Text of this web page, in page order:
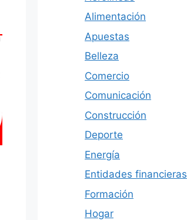
Alimentación
Apuestas
Belleza
Comercio
Comunicación
Construcción
Deporte
Energía
Entidades financieras
Formación
Hogar